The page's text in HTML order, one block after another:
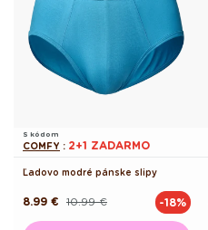
S kódom
COMFY : 2+1 ZADARMO
Ľadovo modré pánske slipy
Pôvodná10.99 €
Akciová
8.99 € -18%